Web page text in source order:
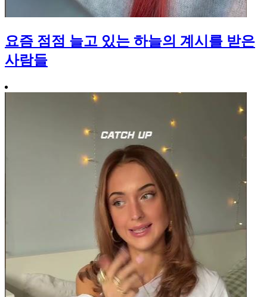
요즘 점점 늘고 있는 하늘의 계시를 받은
사람들